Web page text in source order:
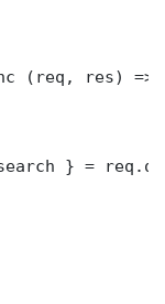
(req, res) =>
} =